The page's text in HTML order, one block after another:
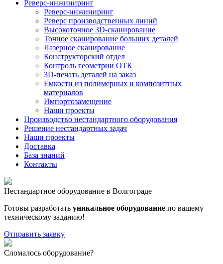
Реверс-инжиниринг
Реверс-инжиниринг
Реверс производственных линий
Высокоточное 3D-сканирование
Точное сканирование больших деталей
Лазерное сканирование
Конструкторский отдел
Контроль геометрии ОТК
3D-печать деталей на заказ
Емкости из полимерных и композитных
материалов
Импортозамещение
Наши проекты
Производство нестандартного оборудования
Решение нестандартных задач
Наши проекты
Доставка
База знаний
Контакты
Нестандартное оборудование в Волгограде
Готовы разработать уникальное оборудование по вашему
техническому заданию!
Отправить заявку
Сломалось оборудование?